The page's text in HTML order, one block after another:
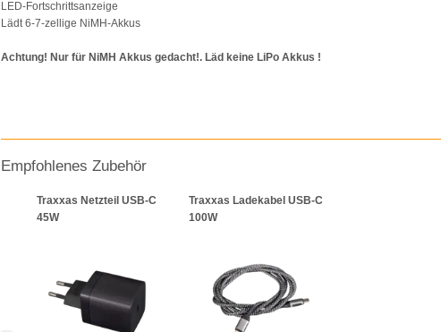
LED-Fortschrittsanzeige
Lädt 6-7-zellige NiMH-Akkus
Achtung! Nur für NiMH Akkus gedacht!. Läd keine LiPo Akkus !
Empfohlenes Zubehör
Traxxas Netzteil USB-C
45W
Traxxas Ladekabel USB-C
100W